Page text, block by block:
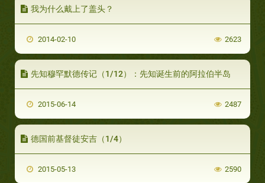
我为什么戴上了盖头？
2014-02-10 2623
先知穆罕默德传记（1/12）：先知诞生前的阿拉伯半岛
2015-06-14 2487
德国前基督徒安吉（1/4）
2015-05-13 2590